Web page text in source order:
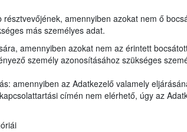
amennyiben azokat nem ő
más személyes adat.
amennyiben azokat nem az érintett
személy azonosításához szükséges
amennyiben az Adatkezelő valamely
címén nem elérhető, úgy az